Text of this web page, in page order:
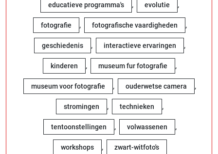
educatieve programma's , evolutie ,
fotografie , fotografische vaardigheden ,
geschiedenis , interactieve ervaringen ,
kinderen , museum fur fotografie ,
museum voor fotografie , ouderwetse camera ,
stromingen , technieken ,
tentoonstellingen , volwassenen ,
workshops , zwart-witfoto's